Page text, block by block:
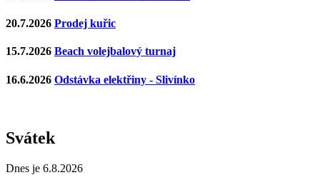
20.7.2026 Prodej kuřic
15.7.2026 Beach volejbalový turnaj
16.6.2026 Odstávka elektřiny - Slivínko
Svátek
Dnes je 6.8.2026